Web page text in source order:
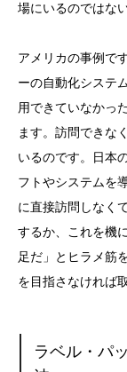
場にいるのではな
アメリカの事例で
ーの自動化システ
用できていなかっ
ます。訪問できな
いるのです。日本
フトやシステムを
に直接訪問しなく
するか、これを機
足だ」とヒラメ筋
を目指さなければ
ラベル・パ